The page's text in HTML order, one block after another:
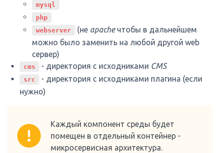
mysql
php
webserver
(не apacheчтобы в дальнейшем
можно было заменить на любой другой web
сервер)
cms - директория с исходниками CMS
src
- директория с исходниками плагина (если
нужно)
Каждый компонент среды будет
помещен в отдельный контейнер -
микросервисная архитектура.